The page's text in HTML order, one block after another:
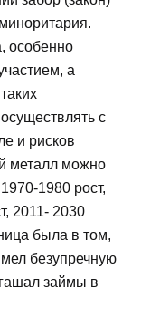
особенно
а
с
и рисков
металл можно
1980 рост,
2011- 2030
была в том,
безупречную
займы в